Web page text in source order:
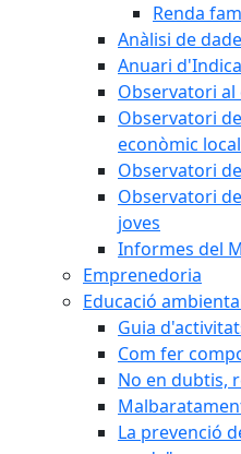
Renda
Anàlisi de
Anuari
Observatori al
Observatori
econòmic local
Observatori
Observatori
joves
Informes del
Emprenedoria
Educació
Guia
Com fer
No en dubtis,
La prevenció